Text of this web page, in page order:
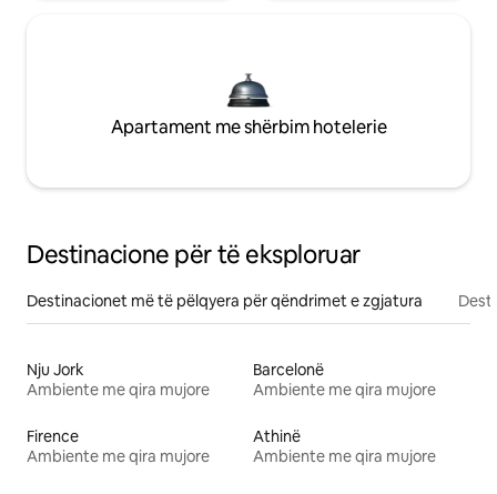
Apartament me shërbim hotelerie
Destinacione për të eksploruar
Destinacionet më të pëlqyera për qëndrimet e zgjatura
Nju Jork
Ambiente me qira mujore
Barcelonë
Ambiente me qira mujore
Firence
Ambiente me qira mujore
Athinë
Ambiente me qira mujore